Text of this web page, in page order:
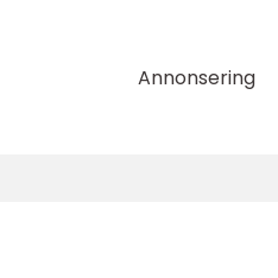
Annonsering